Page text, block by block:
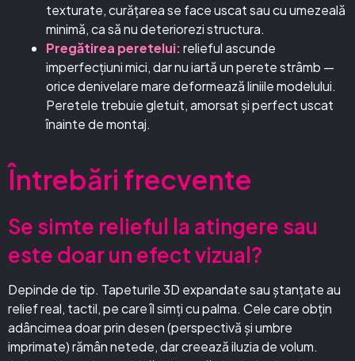
texturate, curățarea se face uscat sau cu umezeală
minimă, ca să nu deteriorezi structura.
Pregătirea peretelui:relieful ascunde
imperfecțiuni mici, dar nu iartă un perete strâmb —
orice denivelare mare deformează liniile modelului.
Peretele trebuie gletuit, amorsat și perfect uscat
înainte de montaj.
Întrebări frecvente
Se simte relieful la atingere sau
este doar un efect vizual?
Depinde de tip. Tapeturile 3D expandate sau ștanțate au
relief real, tactil, pe care îl simți cu palma. Cele care obțin
adâncimea doar prin desen (perspectivă și umbre
imprimate) rămân netede, dar creează iluzia de volum.